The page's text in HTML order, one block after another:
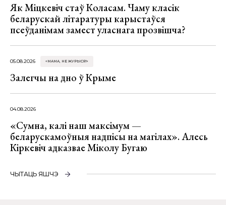
Як Міцкевіч стаў Коласам. Чаму класік
беларускай літаратуры карыстаўся
псеўданімам замест уласнага прозвішча?
05.08.2026 «МАМА, НЕ ЖУРЫСЯ!»
Залегчы на дно ў Крыме
04.08.2026
«Сумна, калі наш максімум —
беларускамоўныя надпісы на магілах». Алесь
Кіркевіч адказвае Міколу Бугаю
ЧЫТАЦЬ ЯШЧЭ